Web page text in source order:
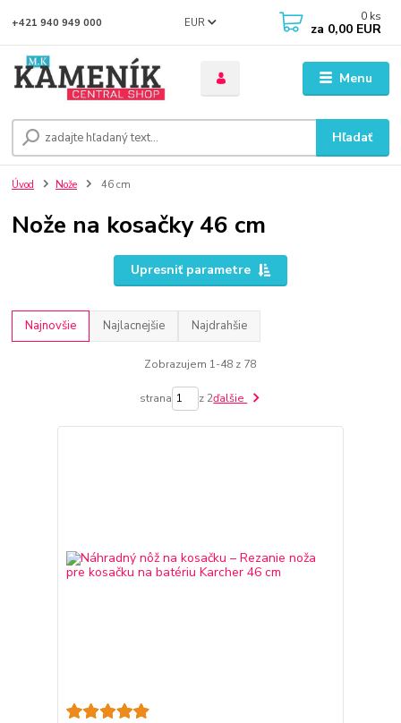
Menu
EUR
Hľadať
+421 940 949 000 0 ks
za 0,00 EUR
Úvod Nože 46 cm
Nože na kosačky 46 cm
Upresniť parametre
Najnovšie Najlacnejšie Najdrahšie
Zobrazujem 1-48 z 78
strana z 2ďalšie